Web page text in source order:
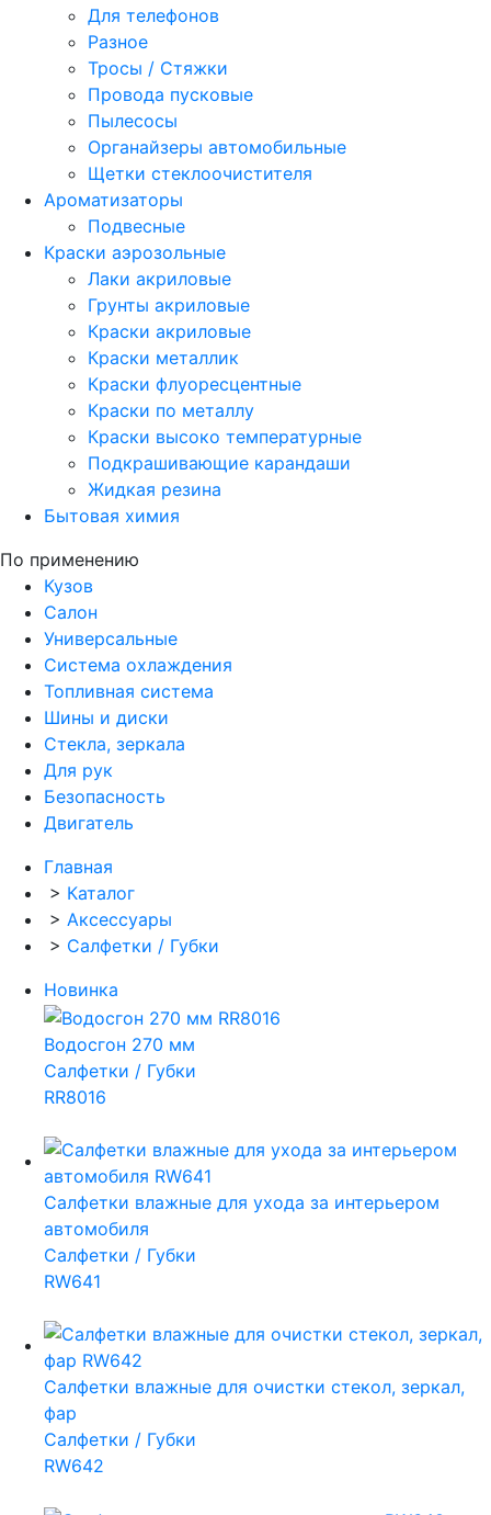
Для телефонов
Разное
Тросы / Стяжки
Провода пусковые
Пылесосы
Органайзеры автомобильные
Щетки стеклоочистителя
Ароматизаторы
Подвесные
Краски аэрозольные
Лаки акриловые
Грунты акриловые
Краски акриловые
Краски металлик
Краски флуоресцентные
Краски по металлу
Краски высоко температурные
Подкрашивающие карандаши
Жидкая резина
Бытовая химия
По применению
Кузов
Салон
Универсальные
Система охлаждения
Топливная система
Шины и диски
Стекла, зеркала
Для рук
Безопасность
Двигатель
Главная
> Каталог
> Аксессуары
> Салфетки / Губки
Новинка
Водосгон 270 мм
Салфетки / Губки
RR8016
Салфетки влажные для ухода за интерьером
автомобиля
Салфетки / Губки
RW641
Салфетки влажные для очистки стекол, зеркал,
фар
Салфетки / Губки
RW642